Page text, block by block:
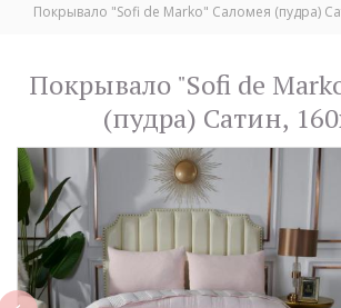
Покрывало "Sofi de Marko" Саломея (пудра)
Покрывало "Sofi de Marko" Саломея
(пудра) Сатин,
next